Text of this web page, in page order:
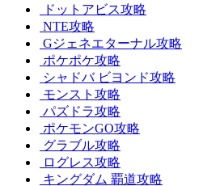
ドットアビス攻略
NTE攻略
Gジェネエターナル攻略
ポケポケ攻略
シャドバ ビヨンド攻略
モンスト攻略
パズドラ攻略
ポケモンGO攻略
グラブル攻略
ログレス攻略
キングダム 覇道攻略